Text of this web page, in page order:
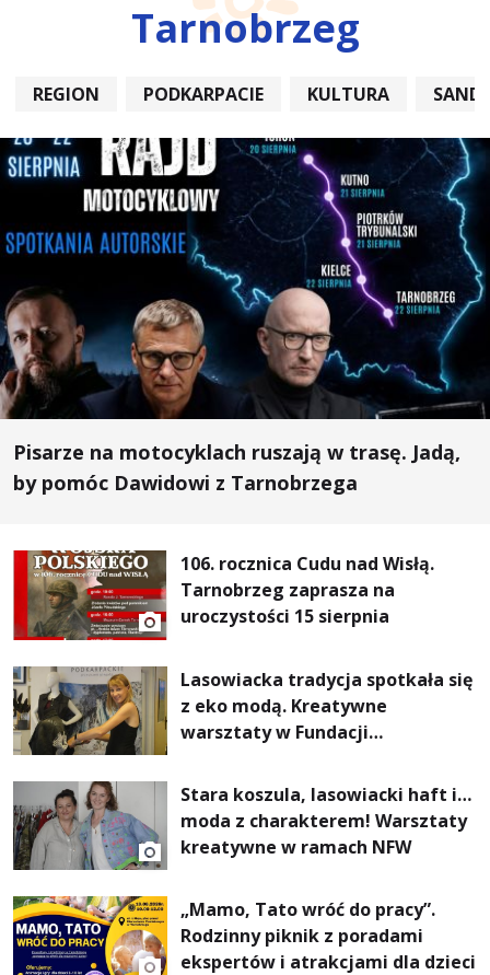
Tarnobrzeg
REGION PODKARPACIE KULTURA
Pisarze na motocyklach ruszają w trasę. Jadą,
by pomóc Dawidowi z Tarnobrzega
106. rocznica Cudu nad Wisłą.
Tarnobrzeg zaprasza na
uroczystości 15 sierpnia
Lasowiacka tradycja spotkała się
z eko modą. Kreatywne
warsztaty w Fundacji
Stara koszula, lasowiacki haft i…
moda z charakterem! Warsztaty
kreatywne w ramach NFW
„Mamo, Tato wróć do pracy”.
Rodzinny piknik z poradami
ekspertów i atrakcjami dla dzieci